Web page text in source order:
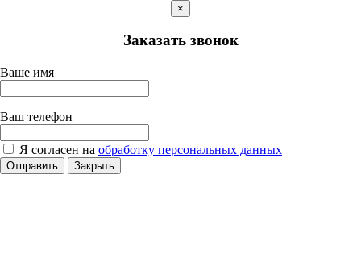
×
Заказать звонок
Ваше имя
Ваш телефон
Я согласен на обработку персональных данных
Отправить Закрыть